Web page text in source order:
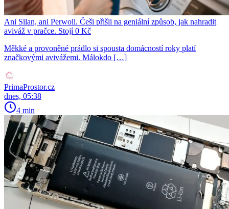
Ani Silan, ani Perwoll. Češi přišli na geniální způsob, jak nahradit
aviváž v pračce. Stojí 0 Kč
Měkké a provoněné prádlo si spousta domácností roky platí
značkovými avivážemi. Málokdo […]
PrimaProstor.cz
dnes, 05:38
4 min